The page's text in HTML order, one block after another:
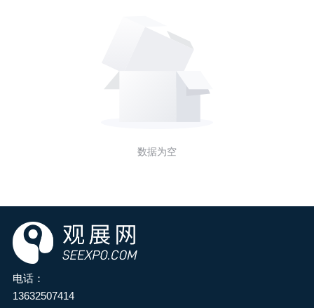
数据为空
电话：
13632507414